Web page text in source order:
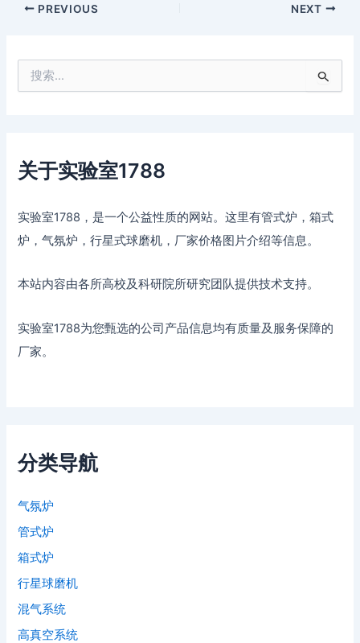
关于实验室1788
实验室1788，是一个公益性质的网站。这里有管式炉，箱式
炉，气氛炉，行星式球磨机，厂家价格图片介绍等信息。
本站内容由各所高校及科研院所研究团队提供技术支持。
实验室1788为您甄选的公司产品信息均有质量及服务保障的
厂家。
分类导航
气氛炉
管式炉
箱式炉
行星球磨机
混气系统
高真空系统
PREVIOUS NEXT